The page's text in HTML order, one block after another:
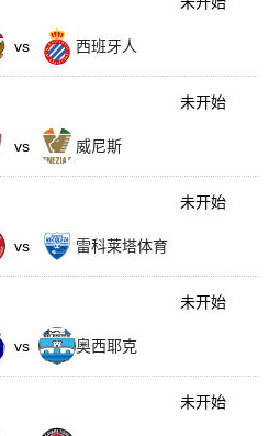
vs 西班牙人
vs 威尼斯
未开始
vs 雷科莱塔体育
未开始
vs 奥西耶克
未开始
未开始